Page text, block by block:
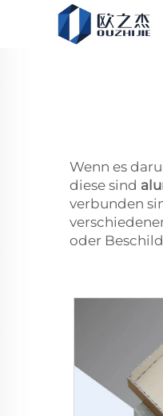
Wenn es
diese sind
verbunden
oder